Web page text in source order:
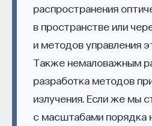
распространения
в пространстве или
и методов управления
Также немаловажным
разработка методов
излучения. Если же мы
с масштабами порядка
университету учить не
практике мышления и
Основатель ПостНауки
проект Naukka Talents.
Это глобальная экосистема
STEM-специалистов